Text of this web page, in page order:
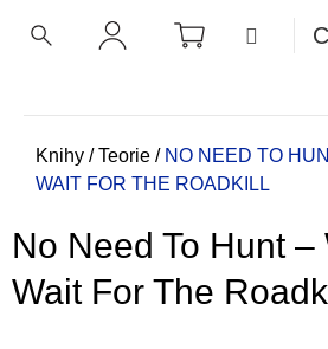
NÁKUPNÍ
KOŠÍK MENU
Domů
Knihy / Teorie / NO NEED TO
WAIT FOR THE ROADKILL
No Need To Hunt –
Wait For The
ZPĚT
ZPĚT
o
p
t
ř
e